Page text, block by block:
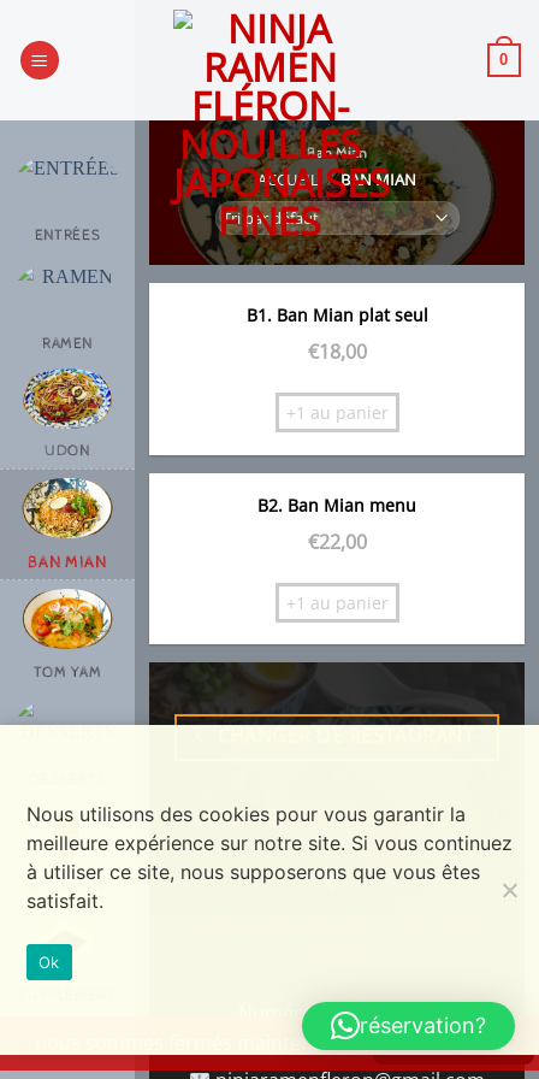
contenu
0
ENTRÉES
RAMEN
UDON
BAN MIAN
TOM YAM
Ban Mian
ACCUEIL / BAN MIAN
B1. Ban Mian plat seul
€18,00
+1 au panier
B2. Ban Mian menu
€22,00
+1 au panier
Tel: 0470 19 76 68
Numéro d'entreprise:
BE1022803236
réservation?
Nous utilisons des cookies pour vous garantir la
meilleure expérience sur notre site. Si vous continuez
à utiliser ce site, nous supposerons que vous êtes
satisfait.
Ok
nous sommes fermés maintenant voir le menu